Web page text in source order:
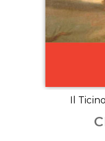
Il